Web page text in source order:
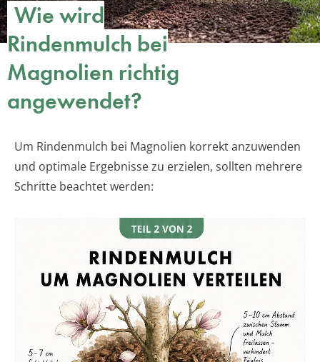
Wie wird
Rindenmulch bei
Magnolien richtig
angewendet?
Um Rindenmulch bei Magnolien korrekt anzuwenden
und optimale Ergebnisse zu erzielen, sollten mehrere
Schritte beachtet werden: